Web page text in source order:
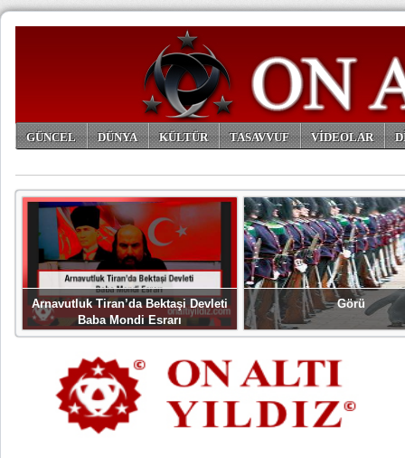
GÜNCEL DÜNYA KÜLTÜR TASAVVUF VİDEOLAR
Arnavutluk Tiran’da Bektaşi Devleti
Baba Mondi Esrarı
Görü